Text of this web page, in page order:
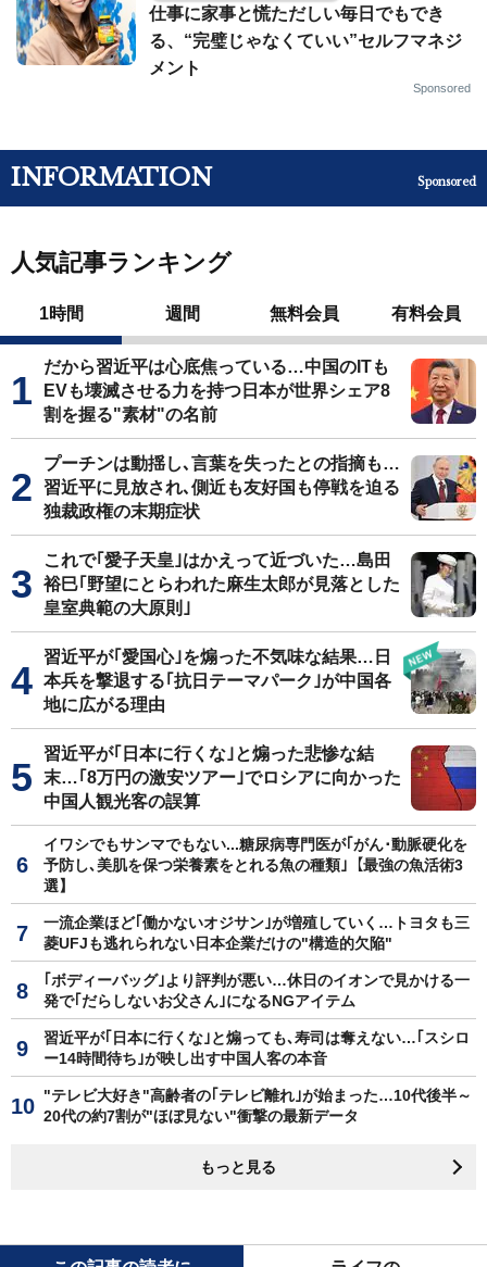
仕事に家事と慌ただしい毎日でもでき
る、“完璧じゃなくていい”セルフマネジ
メント
Sponsored
INFORMATION Sponsored
人気記事ランキング
1時間 週間 無料会員 有料会員
だから習近平は心底焦っている…中国のITも
EVも壊滅させる力を持つ日本が世界シェア8
割を握る"素材"の名前
プーチンは動揺し､言葉を失ったとの指摘も…
習近平に見放され､側近も友好国も停戦を迫る
独裁政権の末期症状
これで｢愛子天皇｣はかえって近づいた…島田
裕巳｢野望にとらわれた麻生太郎が見落とした
皇室典範の大原則｣
習近平が｢愛国心｣を煽った不気味な結果…日
本兵を撃退する｢抗日テーマパーク｣が中国各
地に広がる理由
習近平が｢日本に行くな｣と煽った悲惨な結
末…｢8万円の激安ツアー｣でロシアに向かった
中国人観光客の誤算
イワシでもサンマでもない...糖尿病専門医が｢がん･動脈硬化を
予防し､美肌を保つ栄養素をとれる魚の種類｣【最強の魚活術3
選】
一流企業ほど｢働かないオジサン｣が増殖していく…トヨタも三
菱UFJも逃れられない日本企業だけの"構造的欠陥"
｢ボディーバッグ｣より評判が悪い…休日のイオンで見かける一
発で｢だらしないお父さん｣になるNGアイテム
習近平が｢日本に行くな｣と煽っても､寿司は奪えない…｢スシロ
ー14時間待ち｣が映し出す中国人客の本音
"テレビ大好き"高齢者の｢テレビ離れ｣が始まった…10代後半～
20代の約7割が"ほぼ見ない"衝撃の最新データ
もっと見る